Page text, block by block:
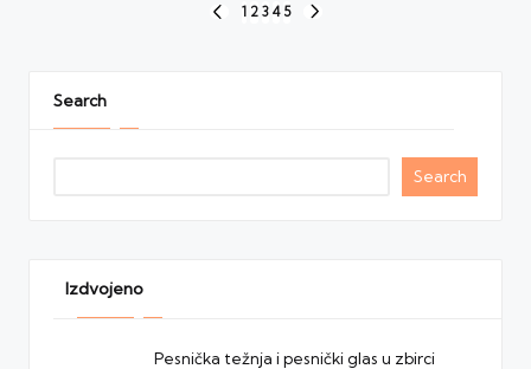
PREVIOUS
1 2 3 4 5
Search
Search
Izdvojeno
Pesnička težnja i pesnički glas u zbirci